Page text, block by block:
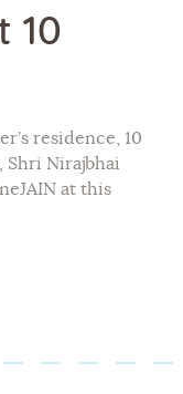
10
residence, 10
Nirajbhai
at this